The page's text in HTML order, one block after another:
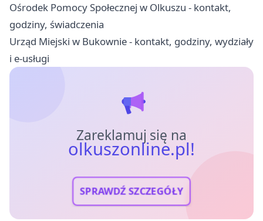
Ośrodek Pomocy Społecznej w Olkuszu - kontakt,
godziny, świadczenia
Urząd Miejski w Bukownie - kontakt, godziny, wydziały
i e-usługi
Zareklamuj się na
olkuszonline.pl!
SPRAWDŹ SZCZEGÓŁY